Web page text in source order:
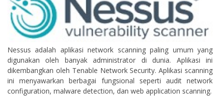
Nessus adalah aplikasi network scanning paling umum yang
digunakan oleh banyak administrator di dunia. Aplikasi ini
dikembangkan oleh Tenable Network Security. Aplikasi scanning
ini menyawarkan berbagai fungsional seperti audit network
configuration, malware detection, dan web application scanning.